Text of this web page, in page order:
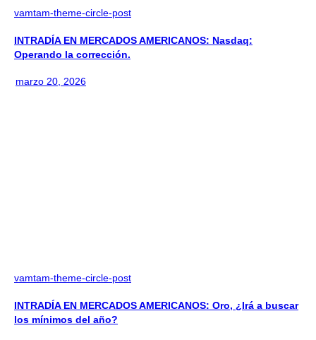
vamtam-theme-circle-post
INTRADÍA EN MERCADOS AMERICANOS: Nasdaq:
Operando la corrección.
marzo 20, 2026
vamtam-theme-circle-post
INTRADÍA EN MERCADOS AMERICANOS: Oro, ¿Irá a buscar
los mínimos del año?